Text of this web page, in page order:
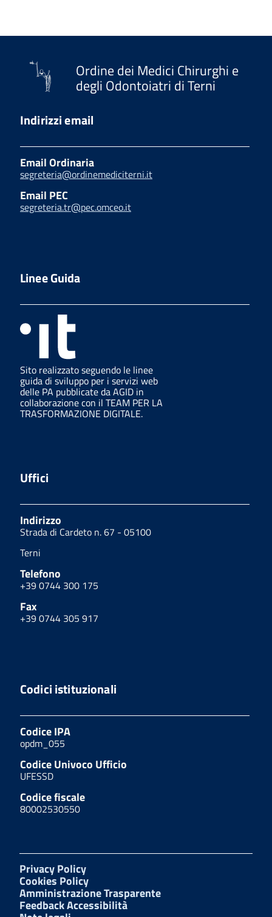
Ordine dei Medici Chirurghi e
degli Odontoiatri di Terni
Indirizzi email
Email Ordinaria
segreteria@ordinemediciterni.it
Email PEC
segreteria.tr@pec.omceo.it
Linee Guida
Sito realizzato seguendo le linee
guida di sviluppo per i servizi web
delle PA pubblicate da AGID in
collaborazione con il TEAM PER LA
TRASFORMAZIONE DIGITALE.
Uffici
Indirizzo
Strada di Cardeto n. 67 - 05100
Terni
Telefono
+39 0744 300 175
Fax
+39 0744 305 917
Codici istituzionali
Codice IPA
opdm_055
Codice Univoco Ufficio
UFESSD
Codice fiscale
80002530550
Privacy Policy
Cookies Policy
Amministrazione Trasparente
Feedback Accessibilità